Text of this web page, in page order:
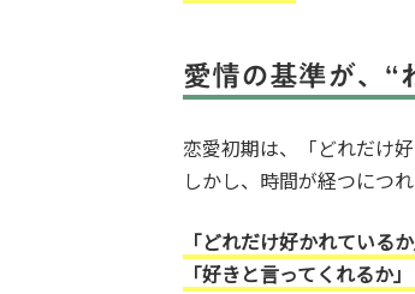
愛情の基準が、“
恋愛初期は、「どれだけ
しかし、時間が経つにつ
「どれだけ好かれている
「好きと言ってくれるか